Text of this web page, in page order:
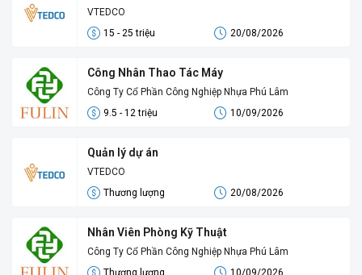
VTEDCO
15 - 25 triệu
20/08/2026
Công Nhân Thao Tác Máy
Công Ty Cổ Phần Công Nghiệp Nhựa Phú Lâm
9.5 - 12 triệu
10/09/2026
Quản lý dự án
VTEDCO
Thương lượng
20/08/2026
Nhân Viên Phòng Kỹ Thuật
Công Ty Cổ Phần Công Nghiệp Nhựa Phú Lâm
Thương lượng
10/09/2026